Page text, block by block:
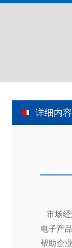
详细内容
市场经
电子产
帮助企